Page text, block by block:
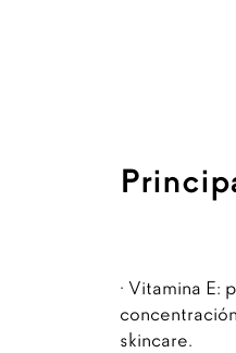
· Vitamina
skincare.